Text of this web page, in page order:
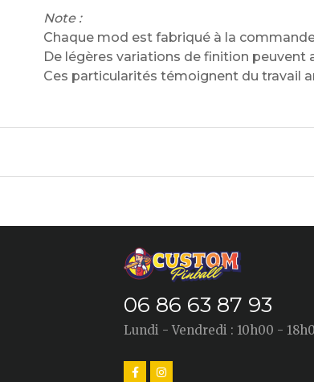
Note :
Chaque mod est fabriqué à la
De légères variations de finition peuvent
Ces particularités témoignent du travail
06 86 63 87 93
Lundi - Vendredi : 10h00 -